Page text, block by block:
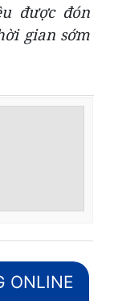
được đón
gian sớm
ONLINE